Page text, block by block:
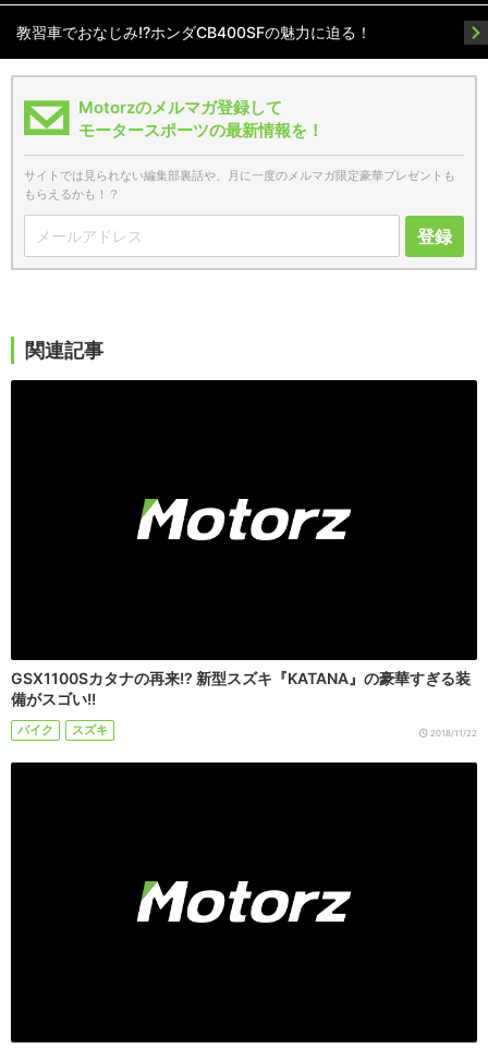
教習車でおなじみ!?ホンダCB400SFの魅力に迫る！
Motorzのメルマガ登録して
モータースポーツの最新情報を！
サイトでは見られない編集部裏話や、月に一度のメルマガ限定豪華プレゼントも
もらえるかも！？
登録
関連記事
GSX1100Sカタナの再来!? 新型スズキ『KATANA』の豪華すぎる装
備がスゴい!!
バイク スズキ 2018/11/22